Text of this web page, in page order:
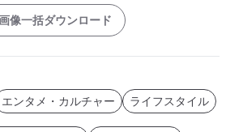
像一括ダウンロード
エンタメ・カルチャー ライフスタイル